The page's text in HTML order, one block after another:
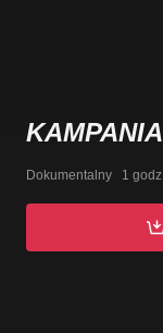
Dokumentalny   1